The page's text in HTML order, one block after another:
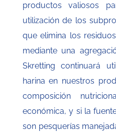
productos valiosos
utilización de los
que elimina los
mediante una
Skretting continuará
harina en nuestros
composición
económica, y si la
son pesquerías